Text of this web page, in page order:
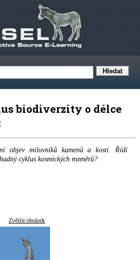
biodiverzity o délce
objev milovníků kamenů a kostí. Řídí
cyklus kosmických rozměrů?
Zvětšit obrázek